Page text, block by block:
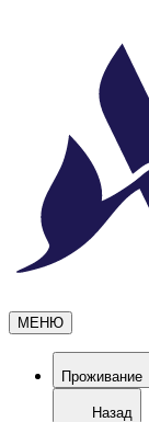
МЕНЮ
Проживание
Назад